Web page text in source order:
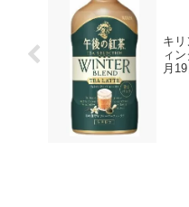
キ
ィ
月